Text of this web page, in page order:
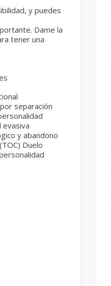
y puedes
Dame la
tener una
separación
evasiva
y abandono
Duelo